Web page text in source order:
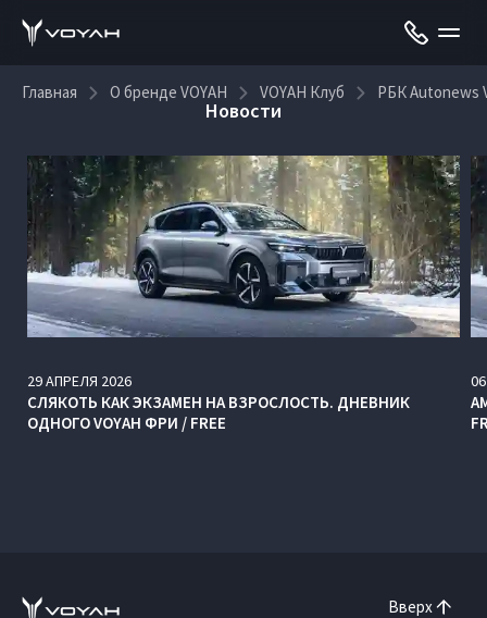
Главная О бренде VOYAH VOYAH Клуб РБК Autonews
Новости
29АПРЕЛЯ 2026
СЛЯКОТЬ КАК ЭКЗАМЕН НА ВЗРОСЛОСТЬ. ДНЕВНИК
ОДНОГО VOYAH ФРИ / FREE
06
Вверх